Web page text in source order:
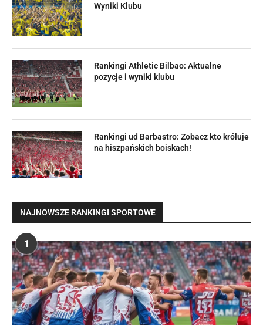
Wyniki Klubu
Rankingi Athletic Bilbao: Aktualne
pozycje i wyniki klubu
Rankingi ud Barbastro: Zobacz kto króluje
na hiszpańskich boiskach!
NAJNOWSZE RANKINGI SPORTOWE
1